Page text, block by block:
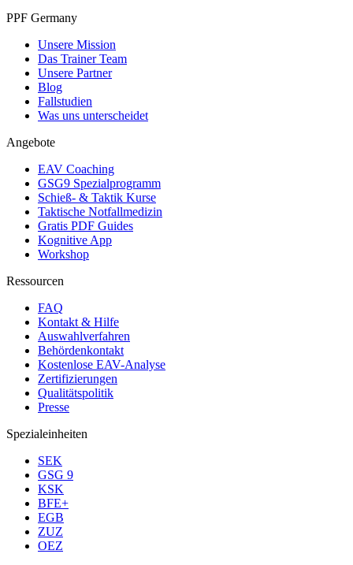
PPF Germany
Unsere Mission
Das Trainer Team
Unsere Partner
Blog
Fallstudien
Was uns unterscheidet
Angebote
EAV Coaching
GSG9 Spezialprogramm
Schieß- & Taktik Kurse
Taktische Notfallmedizin
Gratis PDF Guides
Kognitive App
Workshop
Ressourcen
FAQ
Kontakt & Hilfe
Auswahlverfahren
Behördenkontakt
Kostenlose EAV-Analyse
Zertifizierungen
Qualitätspolitik
Presse
Spezialeinheiten
SEK
GSG 9
KSK
BFE+
EGB
ZUZ
OEZ